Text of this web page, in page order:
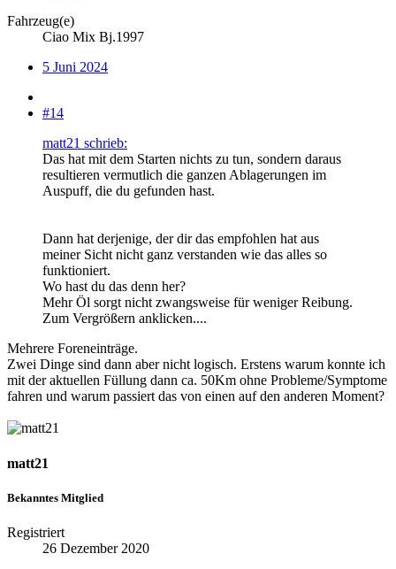
Fahrzeug(e)
Ciao Mix Bj.1997
5 Juni 2024
#14
matt21 schrieb:
Das hat mit dem Starten nichts zu tun, sondern daraus
resultieren vermutlich die ganzen Ablagerungen im
Auspuff, die du gefunden hast.
Dann hat derjenige, der dir das empfohlen hat aus
meiner Sicht nicht ganz verstanden wie das alles so
funktioniert.
Wo hast du das denn her?
Mehr Öl sorgt nicht zwangsweise für weniger Reibung.
Zum Vergrößern anklicken....
Mehrere Foreneinträge.
Zwei Dinge sind dann aber nicht logisch. Erstens warum konnte ich
mit der aktuellen Füllung dann ca. 50Km ohne Probleme/Symptome
fahren und warum passiert das von einen auf den anderen Moment?
matt21
Bekanntes Mitglied
Registriert
26 Dezember 2020